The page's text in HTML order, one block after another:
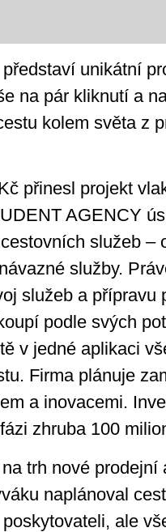
unikátní
na pár kliknutí a
kolem světa z
přinesl projekt
AGENCY
služeb –
služby.
služeb a přípravu
podle svých
v jedné aplikaci
Firma plánuje
a inovacemi.
zhruba 100
trh nové prodejní
naplánoval
ale